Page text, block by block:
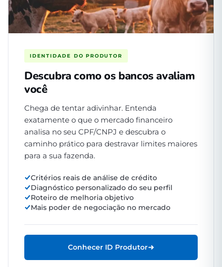
IDENTIDADE DO PRODUTOR
Descubra como os bancos avaliam
você
Chega de tentar adivinhar. Entenda
exatamente o que o mercado financeiro
analisa no seu CPF/CNPJ e descubra o
caminho prático para destravar limites maiores
para a sua fazenda.
Critérios reais de análise de crédito
Diagnóstico personalizado do seu perfil
Roteiro de melhoria objetivo
Mais poder de negociação no mercado
Conhecer ID Produtor